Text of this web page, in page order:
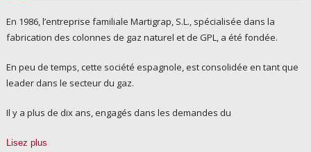
En 1986, l’entreprise familiale Martigrap, S.L., spécialisée dans la
fabrication des colonnes de gaz naturel et de GPL, a été fondée.
En peu de temps, cette société espagnole, est consolidée en tant que
leader dans le secteur du gaz.
Il y a plus de dix ans, engagés dans les demandes du
Lisez plus